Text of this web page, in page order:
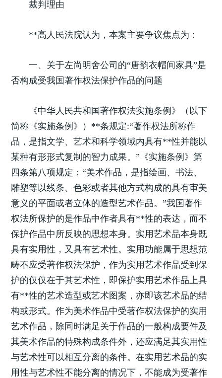
裁判理由
**高人民法院认为，本案主要争议焦点为：
一、关于左尚明舍公司的“唐韵衣帽间家具”是
否构成受我国著作权法保护作品的问题
《中华人民共和国著作权法实施条例》（以下
简称《实施条例》）**条规定:“著作权法所称作
品，是指文学、艺术和科学领域内具有**性并能以
某种有形形式复制的智力成果。”《实施条例》第
四条第八项规定：“美术作品，是指绘画、书法、
雕塑等以线条、色彩或者其他方式构成的具有审美
意义的平面或者立体的造型艺术作品。”我国著作
权法所保护的是作品中作者具有**性的表达，而不
保护作品中所反映的思想本身。实用艺术品本身既
具有实用性，又具有艺术性。实用功能属于思想范
畴不应受著作权法保护，作为实用艺术作品受到保
护的仅仅在于其艺术性，即保护实用艺术作品上具
有**性的艺术造型或艺术图案，亦即该艺术品的结
构或形式。作为美术作品中受著作权法保护的实用
艺术作品，除同时满足关于作品的一般构成要件及
其美术作品的特殊构成条件外，还应满足其实用性
与艺术性可以相互分离的条件。在实用艺术品的实
用性与艺术性不能分离的情况下，不能成为受著作